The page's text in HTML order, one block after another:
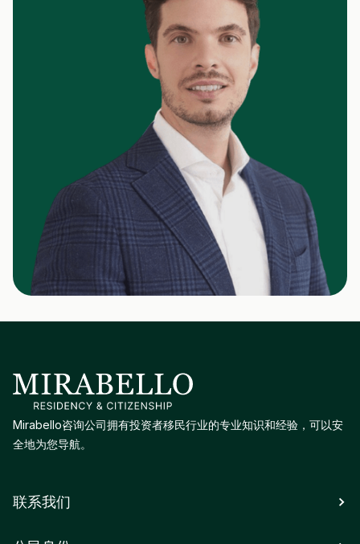
Mirabello咨询公司拥有投资者移民行业的专业知识和经验，可以安
全地为您导航。
联系我们